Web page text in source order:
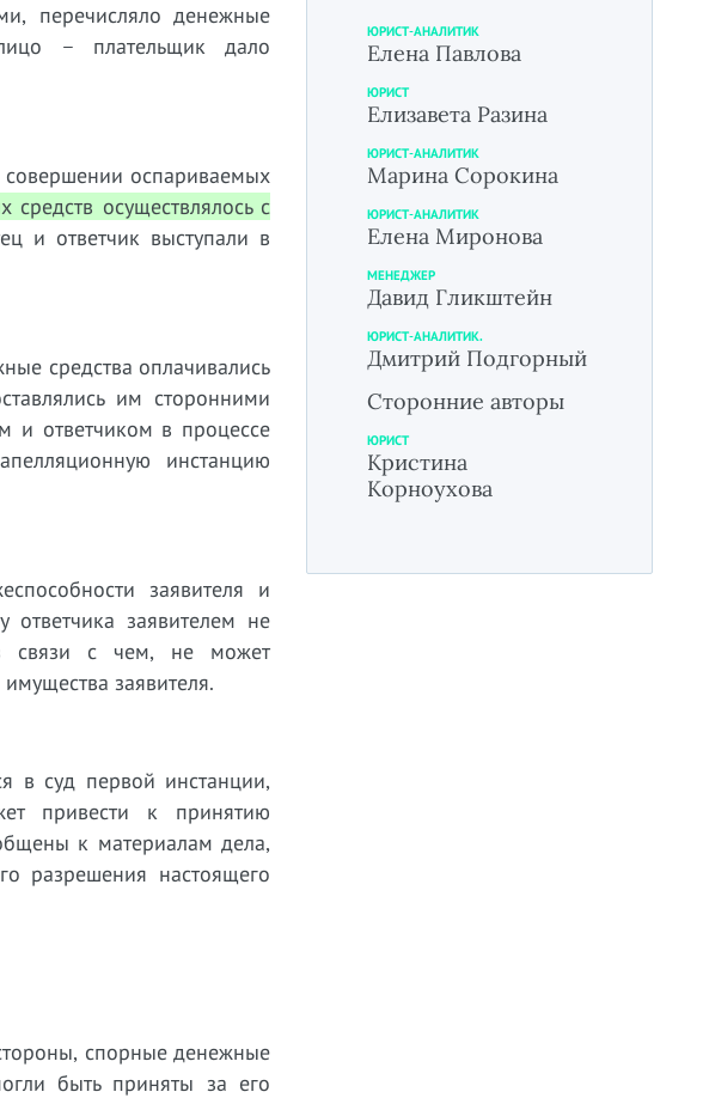
перечисляло денежные
– плательщик дало
совершении оспариваемых
осуществлялось с
и ответчик выступали в
средства оплачивались
им сторонними
и ответчиком в процессе
инстанцию
заявителя и
ответчика заявителем не
в связи с чем, не может
заявителя.
в суд первой инстанции,
привести к принятию
к материалам дела,
разрешения настоящего
спорные денежные
быть приняты за его
ЮРИСТ-АНАЛИТИК
Елена Павлова
ЮРИСТ
Елизавета Разина
ЮРИСТ-АНАЛИТИК
Марина Сорокина
ЮРИСТ-АНАЛИТИК
Елена Миронова
МЕНЕДЖЕР
Давид Гликштейн
ЮРИСТ-АНАЛИТИК.
Дмитрий Подгорный
Сторонние авторы
ЮРИСТ
Кристина
Корноухова